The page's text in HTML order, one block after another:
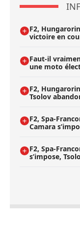
F2,
victoire en
Faut-il
une moto
F2,
Tsolov
F2, Spa-
Camara
F2, Spa-
s’impose,